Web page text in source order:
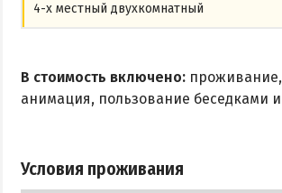
4-х местный двухкомнатный
В стоимость включено: проживание,
анимация, пользование беседками
Условия проживания